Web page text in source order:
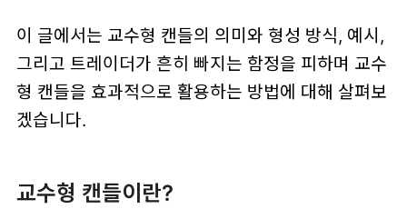
이 글에서는 교수형 캔들의 의미와 형성 방식, 예시,
그리고 트레이더가 흔히 빠지는 함정을 피하며 교수
형 캔들을 효과적으로 활용하는 방법에 대해 살펴보
겠습니다.
교수형 캔들이란?